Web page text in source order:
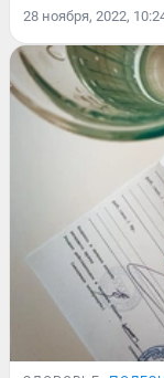
28 ноября, 2022,